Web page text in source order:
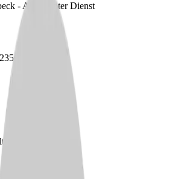
- Ambulanter Dienst
Lübeck